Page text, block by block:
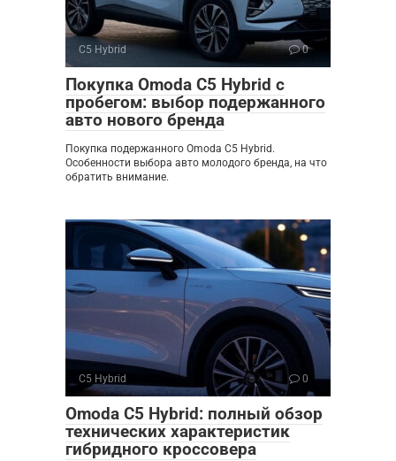
C5 Hybrid 0
Покупка Omoda C5 Hybrid с
пробегом: выбор подержанного
авто нового бренда
Покупка подержанного Omoda C5 Hybrid.
Особенности выбора авто молодого бренда, на что
обратить внимание.
C5 Hybrid 0
Omoda C5 Hybrid: полный обзор
технических характеристик
гибридного кроссовера